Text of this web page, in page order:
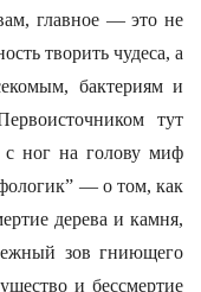
главное — это не
творить чудеса, а
бактериям и
тут
с ног на голову миф
— о том, как
дерева и камня,
зов гниющего
и бессмертие